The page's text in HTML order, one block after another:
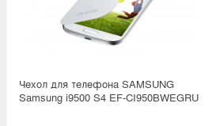
Чехол для телефона SAMSUNG
Samsung i9500 S4 EF-CI950BWEGRU